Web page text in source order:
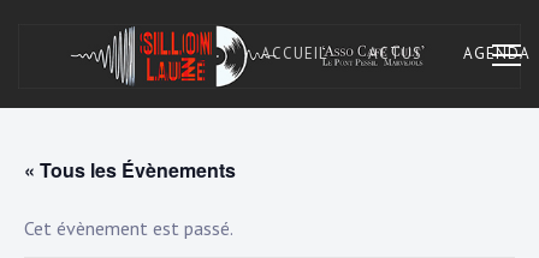
SILLON LAUZÉ
Asso Café Cult. À Marvejols, Lozère.
ACCUEIL ACTUS AGENDA
« Tous les Évènements
Cet évènement est passé.